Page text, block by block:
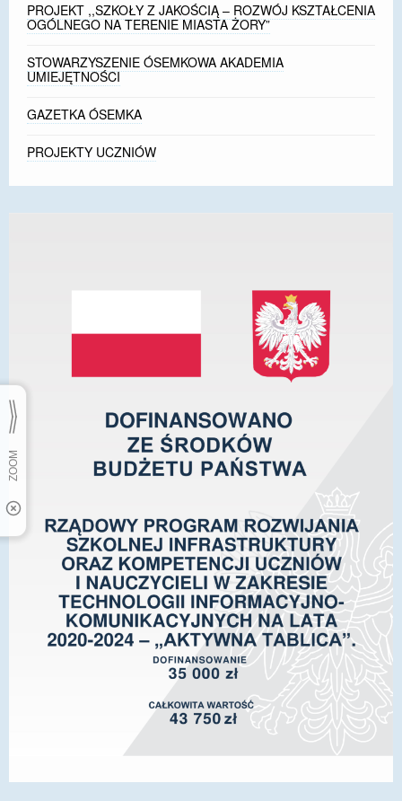
PROJEKT ,,SZKOŁY Z JAKOŚCIĄ – ROZWÓJ KSZTAŁCENIA
OGÓLNEGO NA TERENIE MIASTA ŻORY”
STOWARZYSZENIE ÓSEMKOWA AKADEMIA
UMIEJĘTNOŚCI
GAZETKA ÓSEMKA
PROJEKTY UCZNIÓW